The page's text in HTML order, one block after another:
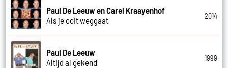
Paul De Leeuw en Carel Kraayenhof
Als je ooit weggaat
2014
Paul De Leeuw
Altijd al gekend
1999